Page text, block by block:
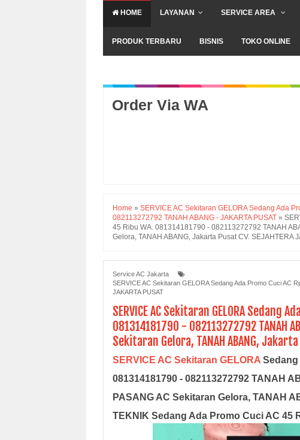
HOME LAYANAN SERVICE AREA
PRODUK TERBARU BISNIS TOKO ONLINE
Order Via WA
Home » SERVICE AC Sekitaran GELORA Sedang Ada
082113272792 TANAH ABANG - JAKARTA PUSAT »
45 Ribu WA. 081314181790 - 082113272792 TANAH
Gelora, TANAH ABANG, Jakarta Pusat CV. SEJAHTERA
Service AC Jakarta
SERVICE AC Sekitaran GELORA Sedang Ada Promo Cuci AC
JAKARTA PUSAT
SERVICE AC Sekitaran GELORA Sedang
081314181790 - 082113272792 TANAH
Sekitaran Gelora, TANAH ABANG, Jakarta
SERVICE AC Sekitaran GELORA Sedang
081314181790 - 082113272792 TANAH
PASANG AC Sekitaran Gelora, TANAH
TEKNIK Sedang Ada Promo Cuci AC 45